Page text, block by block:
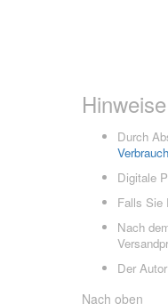
Hinweise
Durch
Digitale
Falls Sie
Nach
Der
Nach oben